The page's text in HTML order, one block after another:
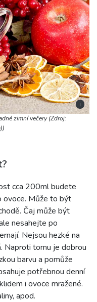
i
zimní večery (Zdroj:
cca 200ml budete
ovoce. Může to být
Čaj může být
nesahejte po
Nejsou hezké na
Naproti tomu je dobrou
barvu a pomůže
potřebnou denní
i ovoce mražené.
apod.